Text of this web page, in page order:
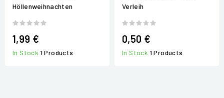
Höllenweihnachten
1,99 €
In Stock 1 Products
Verleih
0,50 €
In Stock 1 Products